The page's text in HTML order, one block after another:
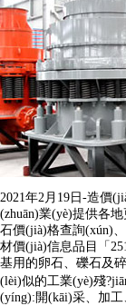
2021年2月19日-造價
(zhuān)業(yè)提供各地
石價(jià)格查詢(xún)
材價(jià)信息品目「
基用的卵石、礫石及
(lèi)似的工業(yè)殘
(yíng):開(kāi)采、加